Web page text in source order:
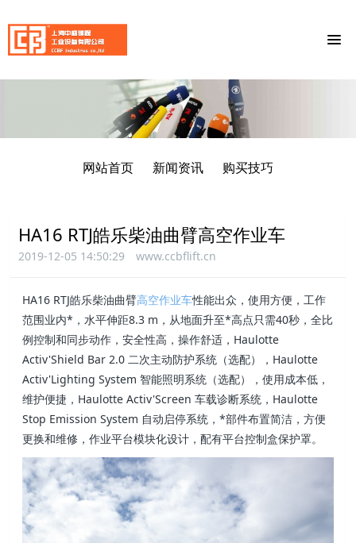
网站首页 新闻资讯 购买技巧
HA16 RTJ皓乐柴油曲臂高空作业车
2019-12-05 14:50:29 www.ccbflift.cn
HA16 RTJ皓乐柴油曲臂高空作业车性能出众，使用方便，工作
范围业内*，水平伸距8.3 m，从地面升至*高点只需40秒，全比
例控制和同步动作，安全性高，操作舒适，Haulotte
Activ'Shield Bar 2.0 二次主动防护系统（选配），Haulotte
Activ'Lighting System 智能照明系统（选配），使用成本低，
维护便捷，Haulotte Activ'Screen 车载诊断系统，Haulotte
Stop Emission System 自动启停系统，*部件布置简洁，方便
更换和维修，作业平台模块化设计，配有平台控制盒保护罩。